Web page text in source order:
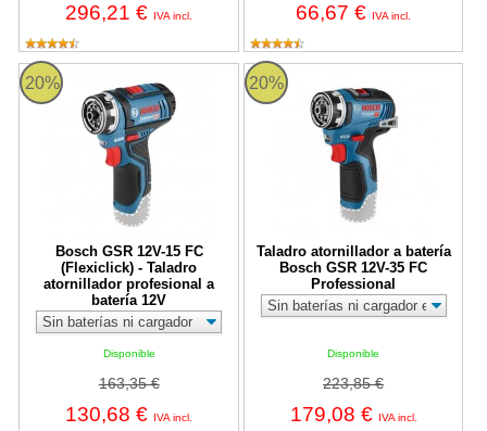
296,21 € IVA incl. 66,67 € IVA incl.
20%
Bosch GSR 12V-15 FC
(Flexiclick) - Taladro
atornillador profesional a
batería 12V
Disponible
163,35 €
130,68 € IVA incl.
Bosch GSR 12V-15 FC (Flexiclick) - Taladro atornillador
20%
Taladro atornillador a batería
Bosch GSR 12V-35 FC
Professional
Disponible
223,85 €
179,08 € IVA incl.
Taladro atornillador a batería